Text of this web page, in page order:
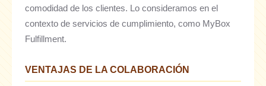
comodidad de los clientes. Lo consideramos en el
contexto de servicios de cumplimiento, como MyBox
Fulfillment.
VENTAJAS DE LA COLABORACIÓN